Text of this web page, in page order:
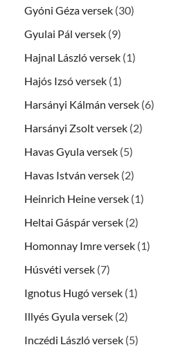
Gyóni Géza versek (30)
Gyulai Pál versek (9)
Hajnal László versek (1)
Hajós Izsó versek (1)
Harsányi Kálmán versek (6)
Harsányi Zsolt versek (2)
Havas Gyula versek (5)
Havas István versek (2)
Heinrich Heine versek (1)
Heltai Gáspár versek (2)
Homonnay Imre versek (1)
Húsvéti versek (7)
Ignotus Hugó versek (1)
Illyés Gyula versek (2)
Inczédi László versek (5)